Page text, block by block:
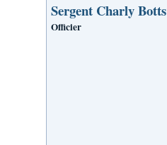
Sergent Charly Botts
Officier